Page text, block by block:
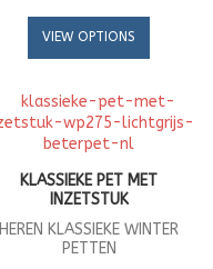
VIEW OPTIONS
KLASSIEKE PET MET
INZETSTUK
HEREN KLASSIEKE WINTER
PETTEN